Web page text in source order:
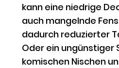
kann eine niedrige
auch mangelnde
dadurch reduzierter
Oder ein ungünstiger
komischen Nischen